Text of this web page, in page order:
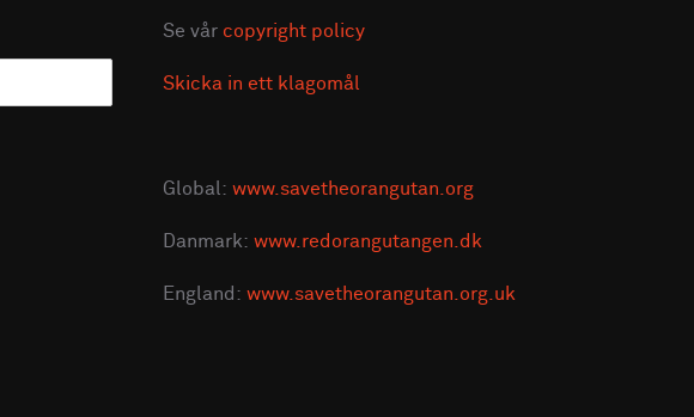
Se vår copyright policy
Skicka in ett klagomål
Global: www.savetheorangutan.org
Danmark: www.redorangutangen.dk
England: www.savetheorangutan.org.uk